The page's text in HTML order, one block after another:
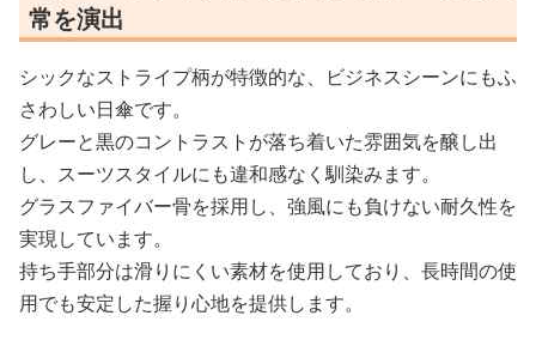
常を演出
シックなストライプ柄が特徴的な、ビジネスシーンにもふ
さわしい日傘です。
グレーと黒のコントラストが落ち着いた雰囲気を醸し出
し、スーツスタイルにも違和感なく馴染みます。
グラスファイバー骨を採用し、強風にも負けない耐久性を
実現しています。
持ち手部分は滑りにくい素材を使用しており、長時間の使
用でも安定した握り心地を提供します。